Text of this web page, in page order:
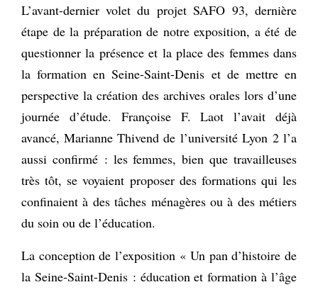
L’avant-dernier volet du projet SAFO 93, dernière
étape de la préparation de notre exposition, a été de
questionner la présence et la place des femmes dans
la formation en Seine-Saint-Denis et de mettre en
perspective la création des archives orales lors d’une
journée d’étude. Françoise F. Laot l’avait déjà
avancé, Marianne Thivend de l’université Lyon 2 l’a
aussi confirmé : les femmes, bien que travailleuses
très tôt, se voyaient proposer des formations qui les
confinaient à des tâches ménagères ou à des métiers
du soin ou de l’éducation.
La conception de l’exposition « Un pan d’histoire de
la Seine-Saint-Denis : éducation et formation à l’âge